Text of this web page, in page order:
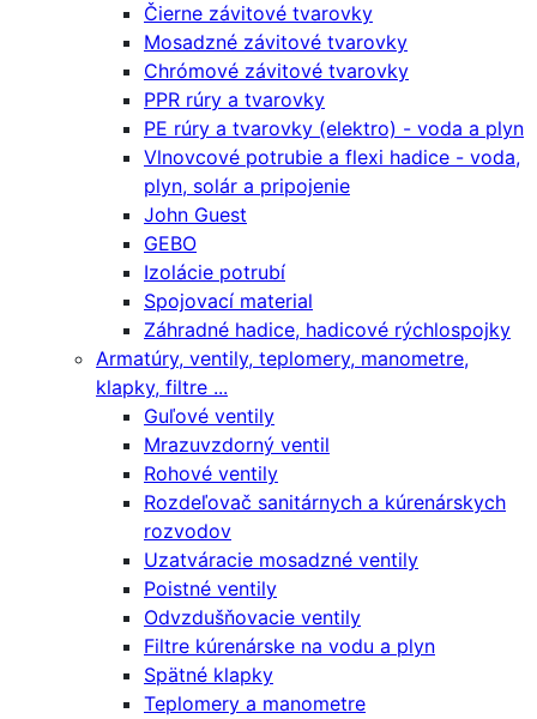
Čierne závitové tvarovky
Mosadzné závitové tvarovky
Chrómové závitové tvarovky
PPR rúry a tvarovky
PE rúry a tvarovky (elektro) - voda a plyn
Vlnovcové potrubie a flexi hadice - voda,
plyn, solár a pripojenie
John Guest
GEBO
Izolácie potrubí
Spojovací material
Záhradné hadice, hadicové rýchlospojky
Armatúry, ventily, teplomery, manometre,
klapky, filtre ...
Guľové ventily
Mrazuvzdorný ventil
Rohové ventily
Rozdeľovač sanitárnych a kúrenárskych
rozvodov
Uzatváracie mosadzné ventily
Poistné ventily
Odvzdušňovacie ventily
Filtre kúrenárske na vodu a plyn
Spätné klapky
Teplomery a manometre